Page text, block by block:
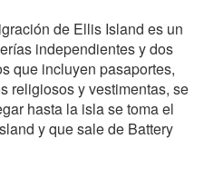
de Ellis Island es un
independientes y dos
que incluyen pasaportes,
religiosos y vestimentas, se
hasta la isla se toma el
y que sale de Battery